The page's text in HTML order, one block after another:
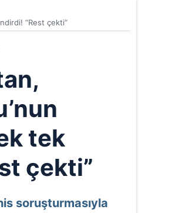
“Rest çekti”
tek
çekti”
soruşturmasıyla